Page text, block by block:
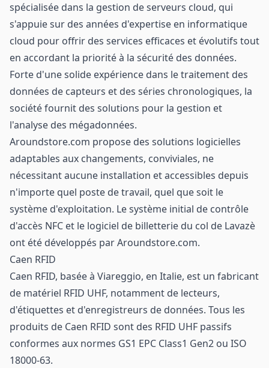
spécialisée dans la gestion de serveurs cloud, qui
s'appuie sur des années d'expertise en informatique
cloud pour offrir des services efficaces et évolutifs tout
en accordant la priorité à la sécurité des données.
Forte d'une solide expérience dans le traitement des
données de capteurs et des séries chronologiques, la
société fournit des solutions pour la gestion et
l'analyse des mégadonnées.
Aroundstore.com propose des solutions logicielles
adaptables aux changements, conviviales, ne
nécessitant aucune installation et accessibles depuis
n'importe quel poste de travail, quel que soit le
système d'exploitation. Le système initial de contrôle
d'accès NFC et le logiciel de billetterie du col de Lavazè
ont été développés par Aroundstore.com.
Caen RFID
Caen RFID, basée à Viareggio, en Italie, est un fabricant
de matériel RFID UHF, notamment de lecteurs,
d'étiquettes et d'enregistreurs de données. Tous les
produits de Caen RFID sont des RFID UHF passifs
conformes aux normes GS1 EPC Class1 Gen2 ou ISO
18000-63.